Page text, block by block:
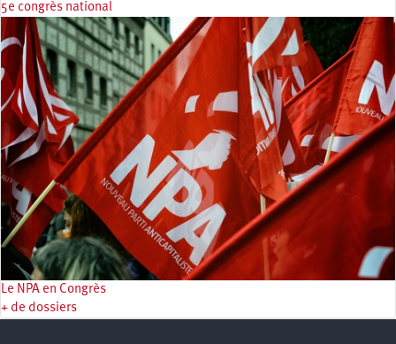
5e congrès national
Le NPA en Congrès
+ de dossiers